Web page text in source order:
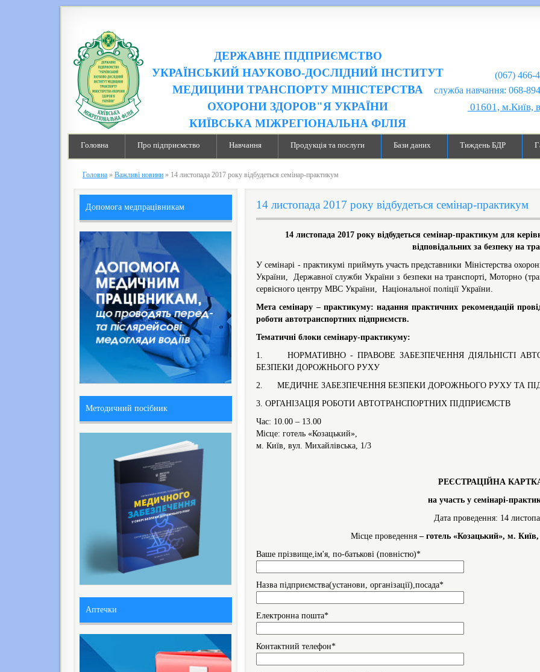
ДЕРЖАВНЕ ПІДПРИЄМСТВО
УКРАЇНСЬКИЙ НАУКОВО-ДОСЛІДНИЙ ІНСТИТУТ
МЕДИЦИНИ ТРАНСПОРТУ МІНІСТЕРСТВА
ОХОРОНИ ЗДОРОВ"Я УКРАЇНИ
КИЇВСЬКА МІЖРЕГІОНАЛЬНА ФІЛІЯ
(067) 466-
служба навчання: 068-894-99-
01601, м.Київ,
Головна Про підприємство Навчання Продукція та послуги Бази даних Тиждень БДР
Головна » Важливі новини » 14 листопада 2017 року відбудеться семінар-практикум
14 листопада 2017 року відбудеться семінар-практикум
14 листопада 2017 року відбудеться семінар-практикум для
відповідальних за безпеку на
У семінарі - практикумі приймуть участь представники Міністерства
України, Державної служби України з безпеки на транспорті, Моторно
сервісного центру МВС України, Національної поліції України.
Мета семінару – практикуму: надання практичних рекомендацій
роботи автотранспортних підприємств.
Тематичні блоки семінару-практикуму:
1. НОРМАТИВНО - ПРАВОВЕ ЗАБЕЗПЕЧЕННЯ ДІЯЛЬНІСТІ
БЕЗПЕКИ ДОРОЖНЬОГО РУХУ
2. МЕДИЧНЕ ЗАБЕЗПЕЧЕННЯ БЕЗПЕКИ ДОРОЖНЬОГО РУХУ ТА
3. ОРГАНІЗАЦІЯ РОБОТИ АВТОТРАНСПОРТНИХ ПІДПРИЄМСТВ
Час: 10.00 – 13.00
Місце: готель «Козацький»,
м. Київ, вул. Михайлівська, 1/3
РЕЄСТРАЦІЙНА
на участь у семінарі-
Дата проведення: 14
Місце проведення – готель «Козацький», м.
Ваше прізвище,ім'я, по-батькові (повнiстю)*
Назва підприємства(установи, організації),посада*
Eлектронна пошта*
Контактний телефон*
Допомога медпрацівникам
Методичний посібник
Аптечки